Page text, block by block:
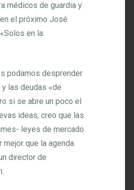
médicos de guardia y
el próximo José
en la
podamos desprender
las deudas «de
si se abre un poco el
ideas, creo que las
leyes de mercado
mejor que la agenda
director de